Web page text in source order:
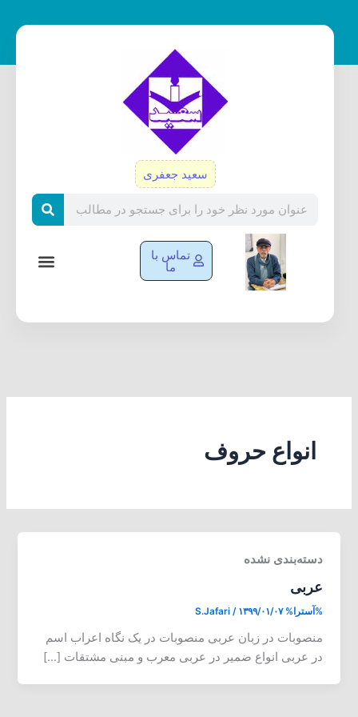
سعید جعفری
تماس با
ما
انواع حروف
دسته‌بندی نشده
عربی
%آسترا% S.Jafari / ۱۳۹۹/۰۱/۰۷
منصوبات در زبان عربی منصوبات در یک نگاه اعراب اسم
در عربی انواع ضمیر در عربی معرب و مبنی مشتقات […]